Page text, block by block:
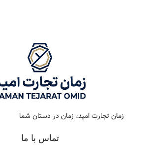
کلاسیک
رفرانس 017
جنس بند
نوع ساعت
رفرانس
زمان تجارت امید، زمان در دستان شما
تماس با ما